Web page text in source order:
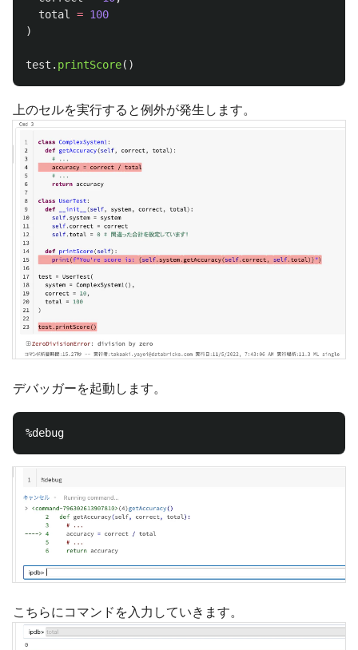
total
= 100
)
test . printScore()
上のセルを実行すると例外が発生します。
デバッガーを起動します。
こちらにコマンドを入力していきます。